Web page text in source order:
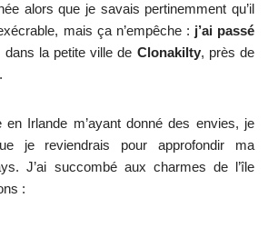
alors que je savais pertinemment qu’il
mais ça n’empêche : j’ai passé
dans la petite ville de Clonakilty, près de
Irlande m’ayant donné des envies, je
je reviendrais pour approfondir ma
J’ai succombé aux charmes de l’île
: